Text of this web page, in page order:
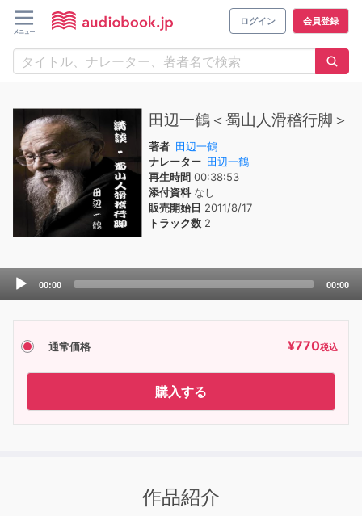
ログイン 会員登録
田辺一鶴＜蜀山人滑稽行脚＞
著者 田辺一鶴
ナレーター 田辺一鶴
再生時間 00:38:53
添付資料なし
販売開始日 2011/8/17
トラック数 2
Audio
Player
00:00 00:00
通常価格 ¥770税込
購入する
作品紹介